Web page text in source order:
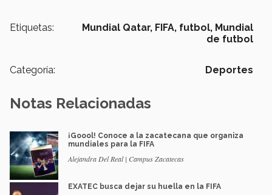
Etiquetas: Mundial Qatar, FIFA, futbol, Mundial
de futbol
Categoría: Deportes
Notas Relacionadas
¡Goool! Conoce a la zacatecana que organiza
mundiales para la FIFA
Alejandra Del Real | Campus Zacatecas
EXATEC busca dejar su huella en la FIFA